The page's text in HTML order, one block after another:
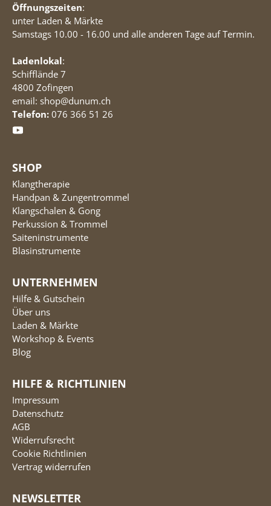
Öffnungszeiten:
unter Laden & Märkte
Samstags 10.00 - 16.00 und alle anderen Tage auf Termin.
Ladenlokal:
Schifflände 7
4800 Zofingen
email: shop@dunum.ch
Telefon: 076 366 51 26
SHOP
Klangtherapie
Handpan & Zungentrommel
Klangschalen & Gong
Perkussion & Trommel
Saiteninstrumente
Blasinstrumente
UNTERNEHMEN
Hilfe & Gutschein
Über uns
Laden & Märkte
Workshop & Events
Blog
HILFE & RICHTLINIEN
Impressum
Datenschutz
AGB
Widerrufsrecht
Cookie Richtlinien
Vertrag widerrufen
NEWSLETTER